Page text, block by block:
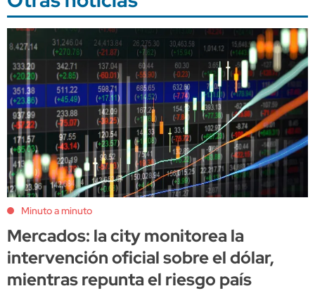
Minuto a minuto
Mercados: la city monitorea la
intervención oficial sobre el dólar,
mientras repunta el riesgo país